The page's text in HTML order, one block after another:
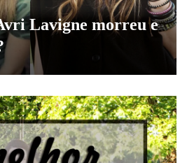
Lavigne morreu e